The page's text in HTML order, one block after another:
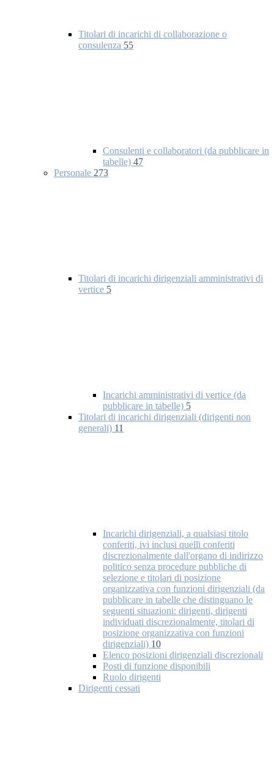
Titolari di incarichi di collaborazione o
consulenza 55
Consulenti e collaboratori (da pubblicare in
tabelle) 47
Personale 273
Titolari di incarichi dirigenziali amministrativi di
vertice 5
Incarichi amministrativi di vertice (da
pubblicare in tabelle) 5
Titolari di incarichi dirigenziali (dirigenti non
generali) 11
Incarichi dirigenziali, a qualsiasi titolo
conferiti, ivi inclusi quelli conferiti
discrezionalmente dall'organo di indirizzo
politico senza procedure pubbliche di
selezione e titolari di posizione
organizzativa con funzioni dirigenziali (da
pubblicare in tabelle che distinguano le
seguenti situazioni: dirigenti, dirigenti
individuati discrezionalmente, titolari di
posizione organizzativa con funzioni
dirigenziali) 10
Elenco posizioni dirigenziali discrezionali
Posti di funzione disponibili
Ruolo dirigenti
Dirigenti cessati